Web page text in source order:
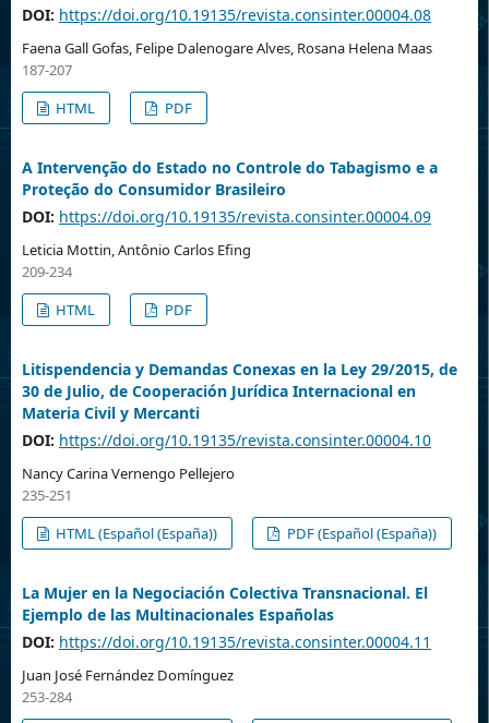
DOI: https://doi.org/10.19135/revista.consinter.00004.08
Faena Gall Gofas, Felipe Dalenogare Alves, Rosana Helena Maas
187-207
HTML
PDF
A Intervenção do Estado no Controle do Tabagismo e a
Proteção do Consumidor Brasileiro
DOI: https://doi.org/10.19135/revista.consinter.00004.09
Leticia Mottin, Antônio Carlos Efing
209-234
HTML
PDF
Litispendencia y Demandas Conexas en la Ley 29/2015, de
30 de Julio, de Cooperación Jurídica Internacional en
Materia Civil y Mercanti
DOI: https://doi.org/10.19135/revista.consinter.00004.10
Nancy Carina Vernengo Pellejero
235-251
HTML (Español (España))
PDF (Español (España))
La Mujer en la Negociación Colectiva Transnacional. El
Ejemplo de las Multinacionales Españolas
DOI: https://doi.org/10.19135/revista.consinter.00004.11
Juan José Fernández Domínguez
253-284